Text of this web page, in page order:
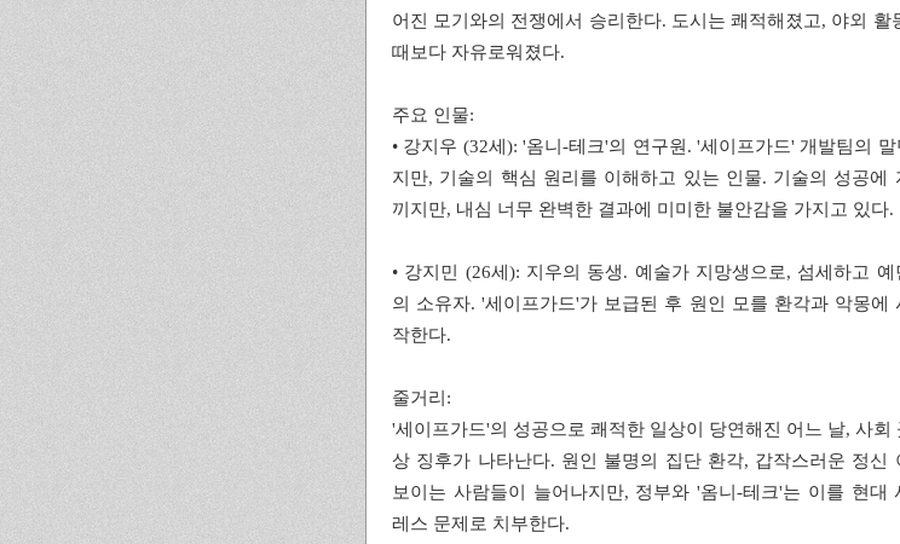
어진 모기와의 전쟁에서 승리한다. 도시는 쾌적해졌고, 야외 활
때보다 자유로워졌다.
주요 인물:
• 강지우 (32세): '옴니-테크'의 연구원. '세이프가드' 개발팀의 말
지만, 기술의 핵심 원리를 이해하고 있는 인물. 기술의 성공에
끼지만, 내심 너무 완벽한 결과에 미미한 불안감을 가지고 있다.
• 강지민 (26세): 지우의 동생. 예술가 지망생으로, 섬세하고 예
의 소유자. '세이프가드'가 보급된 후 원인 모를 환각과 악몽에
작한다.
줄거리:
'세이프가드'의 성공으로 쾌적한 일상이 당연해진 어느 날, 사회
상 징후가 나타난다. 원인 불명의 집단 환각, 갑작스러운 정신
보이는 사람들이 늘어나지만, 정부와 '옴니-테크'는 이를 현대
레스 문제로 치부한다.